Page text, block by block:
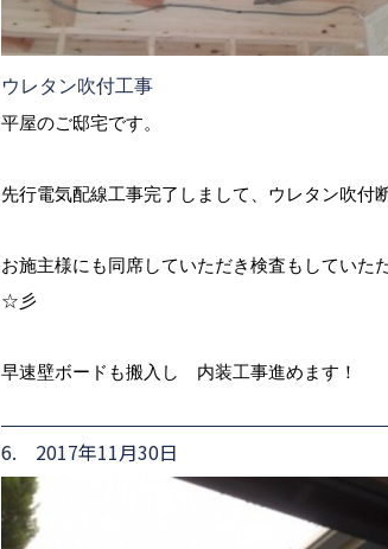
ウレタン吹付工事
平屋のご邸宅です。
先行電気配線工事完了しまして、ウレタン吹付
お施主様にも同席していただき検査もしていた
☆彡
早速壁ボードも搬入し 内装工事進めます！
6. 2017年11月30日